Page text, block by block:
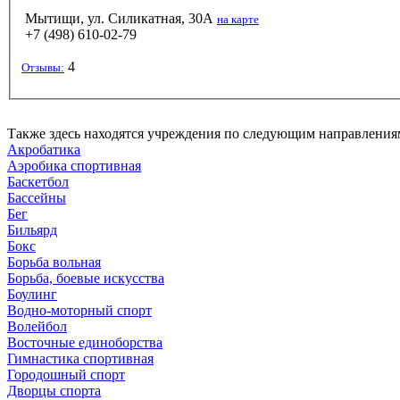
Мытищи, ул. Силикатная, 30А на карте
+7 (498) 610-02-79
Отзывы: 4
Также здесь находятся учреждения по следующим
Акробатика
Аэробика спортивная
Баскетбол
Бассейны
Бег
Бильярд
Бокс
Борьба вольная
Борьба, боевые искусства
Боулинг
Водно-моторный спорт
Волейбол
Восточные единоборства
Гимнастика спортивная
Городошный спорт
Дворцы спорта